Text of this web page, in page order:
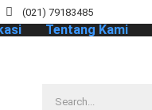
(021) 79183485
Tentang Kami